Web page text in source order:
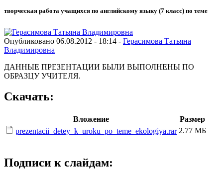
творческая работа учащихся по английскому языку (7 класс) по теме
Опубликовано 06.08.2012 - 18:14 - Герасимова Татьяна
Владимировна
ДАННЫЕ ПРЕЗЕНТАЦИИ БЫЛИ ВЫПОЛНЕНЫ ПО
ОБРАЗЦУ УЧИТЕЛЯ.
Скачать:
Вложение
Размер
prezentacii_detey_k_uroku_po_teme_ekologiya.rar 2.77 МБ
Подписи к слайдам: